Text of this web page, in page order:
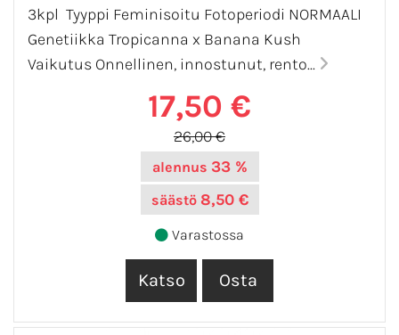
3kpl Tyyppi Feminisoitu Fotoperiodi NORMAALI
Genetiikka Tropicanna x Banana Kush
Vaikutus Onnellinen, innostunut, rento...
17,50 €
26,00 €
alennus 33 %
säästö 8,50 €
Varastossa